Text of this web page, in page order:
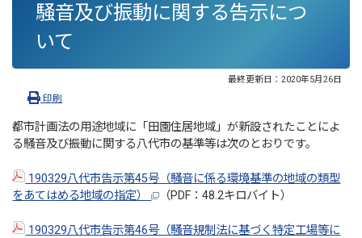
騒音及び振動に関する告示につ
いて
最終更新日： 2020年5月26日
印刷
都市計画法の用途地域に「田園住居地域」が新設されたことによ
る騒音及び振動に関する八代市の基準等は次のとおりです。
190329八代市告示第45号（騒音に係る環境基準の地域の類型
をあてはめる地域の指定）
（PDF：48.2キロバイト）
190329八代市告示第46号（騒音規制法に基づく特定工場等に